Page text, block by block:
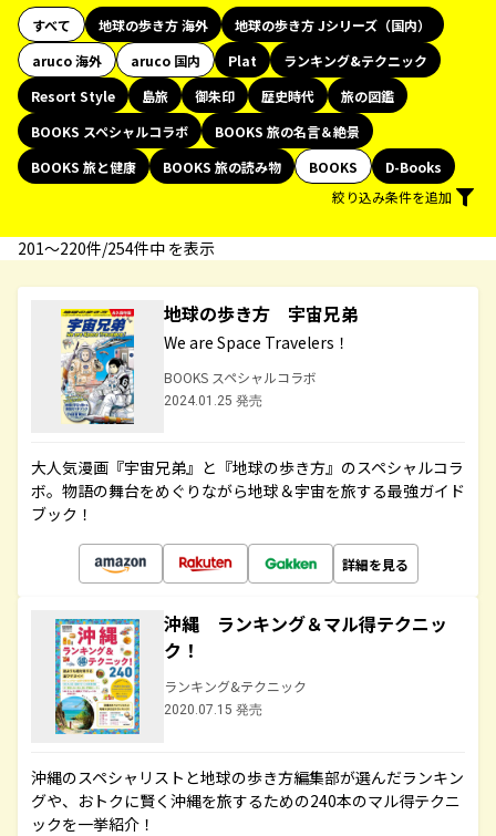
すべて 地球の歩き方 海外
地球の歩き方 Jシリーズ（国内）
aruco 海外
aruco 国内 Plat
ランキング&テクニック
Resort Style
島旅 御朱印 歴史時代
旅の図鑑
BOOKS スペシャルコラボ
BOOKS 旅の名言＆絶景
BOOKS 旅と健康
BOOKS 旅の読み物 BOOKS
D-Books
絞り込み条件を追加
201〜220件/254件中 を表示
地球の歩き方 宇宙兄弟
We are Space Travelers！
BOOKS スペシャルコラボ
2024.01.25 発売
大人気漫画『宇宙兄弟』と『地球の歩き方』のスペシャルコラ
ボ。物語の舞台をめぐりながら地球＆宇宙を旅する最強ガイド
ブック！
詳細を見る
沖縄 ランキング＆マル得テクニッ
ク！
ランキング&テクニック
2020.07.15 発売
沖縄のスペシャリストと地球の歩き方編集部が選んだランキン
グや、おトクに賢く沖縄を旅するための240本のマル得テクニ
ックを一挙紹介！